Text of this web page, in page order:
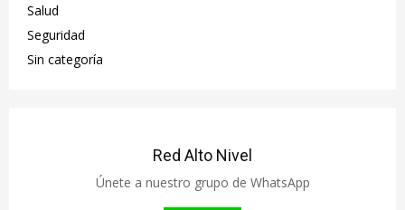
Salud
Seguridad
Sin categoría
Red Alto Nivel
Únete a nuestro grupo de WhatsApp